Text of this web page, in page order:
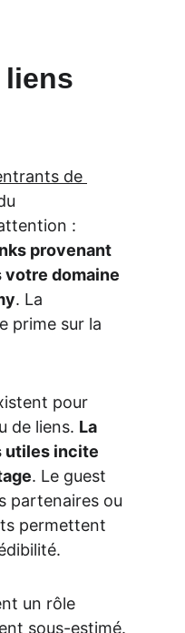
liens
de
:
provenant
votre domaine
. La
prime sur la
pour
de liens. La
utiles incite
. Le guest
partenaires ou
permettent
un rôle
sous-estimé.